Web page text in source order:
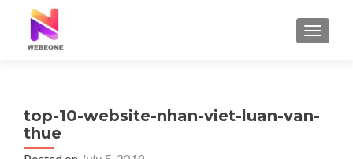
top-10-website-nhan-viet-luan-van-
thue